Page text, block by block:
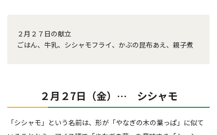
２月２７日の献立
ごはん、牛乳、シシャモフライ、かぶの昆布あえ、親子煮
２月２7日（金）… シシャモ
「シシャモ」という名前は、形が「やなぎの木の葉っぱ」に似て